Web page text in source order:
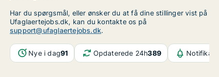
Har du spørgsmål, eller ønsker du at få dine stillinger vist på
Ufaglaertejobs.dk, kan du kontakte os på
support@ufaglaertejobs.dk.
Nye i dag91 Opdaterede 24h389